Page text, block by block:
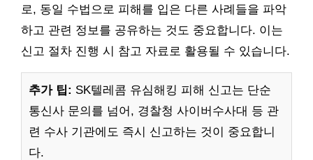
로, 동일 수법으로 피해를 입은 다른 사례들을 파악
하고 관련 정보를 공유하는 것도 중요합니다. 이는
신고 절차 진행 시 참고 자료로 활용될 수 있습니다.
추가 팁: SK텔레콤 유심해킹 피해 신고는 단순
통신사 문의를 넘어, 경찰청 사이버수사대 등 관
련 수사 기관에도 즉시 신고하는 것이 중요합니
다.